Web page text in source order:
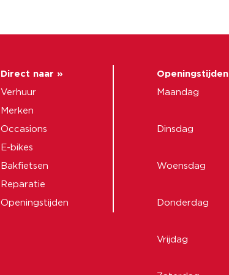
Direct naar »
Verhuur
Merken
Occasions
E-bikes
Bakfietsen
Reparatie
Openingstijden
Openingstijden
Maandag
Dinsdag
Woensdag
Donderdag
Vrijdag